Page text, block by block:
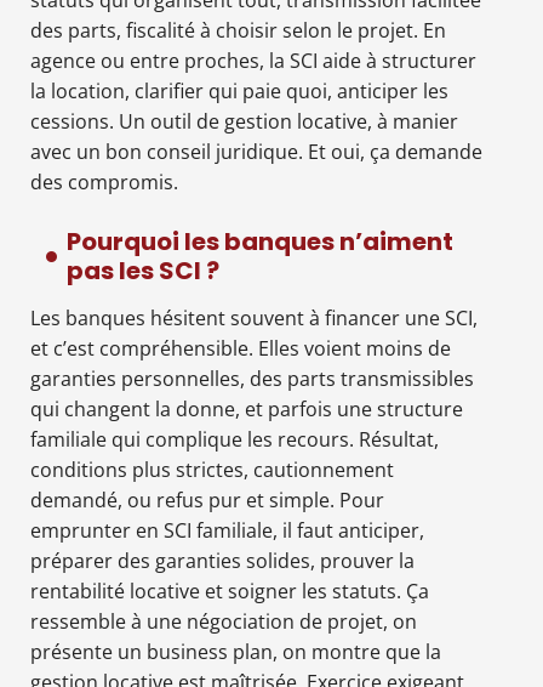
des parts, fiscalité à choisir selon le projet. En
agence ou entre proches, la SCI aide à structurer
la location, clarifier qui paie quoi, anticiper les
cessions. Un outil de gestion locative, à manier
avec un bon conseil juridique. Et oui, ça demande
des compromis.
Pourquoi les banques n’aiment
pas les SCI ?
Les banques hésitent souvent à financer une SCI,
et c’est compréhensible. Elles voient moins de
garanties personnelles, des parts transmissibles
qui changent la donne, et parfois une structure
familiale qui complique les recours. Résultat,
conditions plus strictes, cautionnement
demandé, ou refus pur et simple. Pour
emprunter en SCI familiale, il faut anticiper,
préparer des garanties solides, prouver la
rentabilité locative et soigner les statuts. Ça
ressemble à une négociation de projet, on
présente un business plan, on montre que la